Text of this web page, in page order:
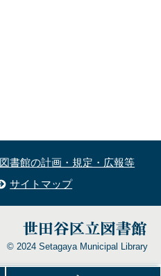
図書館の計画・規定・広報等
サイトマップ
© 2024 Setagaya Municipal Library